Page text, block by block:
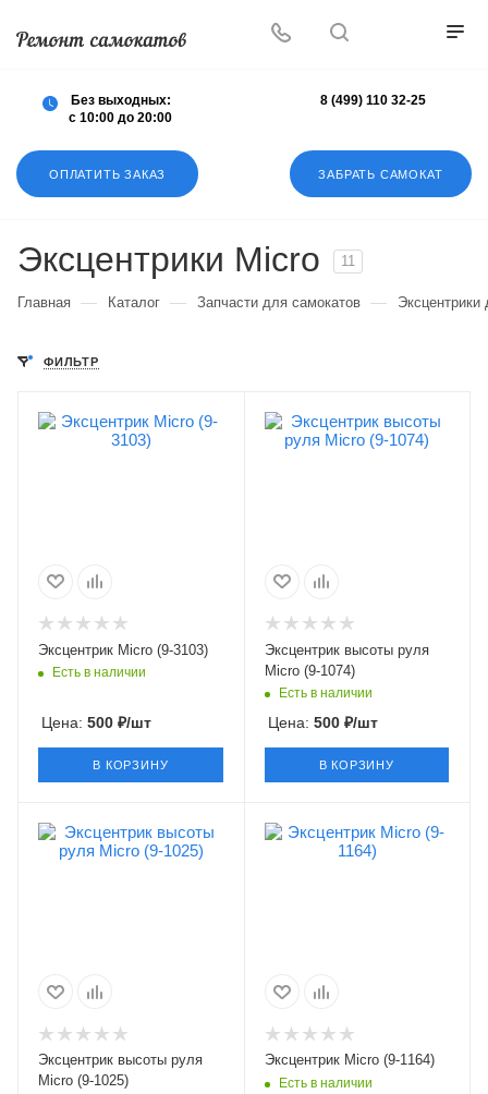
ОПЛАТИТЬ ЗАКАЗ ЗАБРАТЬ САМОКАТ
Без выходных:
с 10:00 до 20:00
8 (499) 110 32-25
Эксцентрики Micro 11
Главная — Каталог — Запчасти для самокатов — Эксцентрики
ФИЛЬТР
Эксцентрик Micro (9-3103)
Есть в наличии
Цена: 500 ₽/шт
В КОРЗИНУ
Эксцентрик высоты руля
Micro (9-1074)
Есть в наличии
Цена: 500₽/шт
В КОРЗИНУ
Эксцентрик высоты руля
Micro (9-1025)
Эксцентрик Micro (9-1164)
Есть в наличии